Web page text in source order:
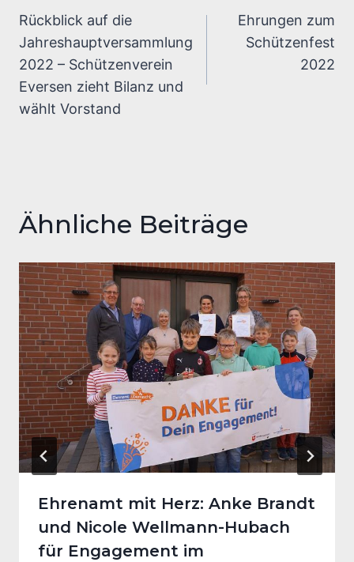
Rückblick auf die
Jahreshauptversammlung
2022 – Schützenverein
Eversen zieht Bilanz und
wählt Vorstand
Ehrungen zum
Schützenfest
2022
Ähnliche Beiträge
Ehrenamt mit Herz: Anke Brandt
und Nicole Wellmann-Hubach
für Engagement im